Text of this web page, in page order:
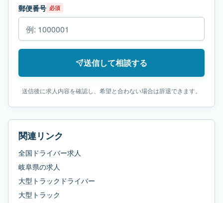
郵便番号 必須
送信して相談する
送信後に求人内容を確認し、希望と合わない場合は辞退できます。
関連リンク
全国ドライバー求人
岐阜県の求人
大型トラックドライバー
大型トラック